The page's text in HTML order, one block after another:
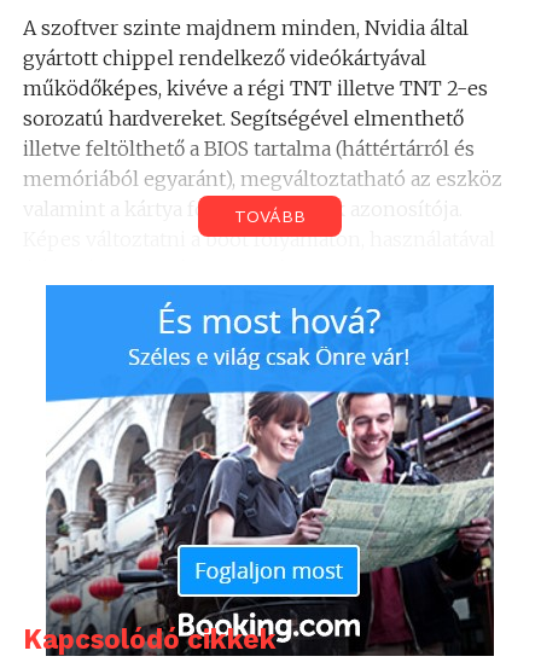
A szoftver szinte majdnem minden, Nvidia által
gyártott chippel rendelkező videókártyával
működőképes, kivéve a régi TNT illetve TNT 2-es
sorozatú hardvereket. Segítségével elmenthető
illetve feltölthető a BIOS tartalma (háttértárról és
memóriából egyaránt), megváltoztatható az eszköz
valamint a kártya forgalmazójának azonosítója.
Képes változtatni a boot folyamaton, használatával
kevésbé fontos tényező is variálása mellett
lehetőség nyílik például a memória órajelének
megváltoztatására is.
Mivel maga a program nem hivatalos Nvidia termék,
ráadásul egyes opciói még béta állapotban vannak,
ezért mindenki csak saját felelősségére használja, és
nagyon figyeljen oda, mit állít el (különben könnyen
sötét képernyő lehet a jutalom).
TOVÁBB
Kapcsolódó cikkek